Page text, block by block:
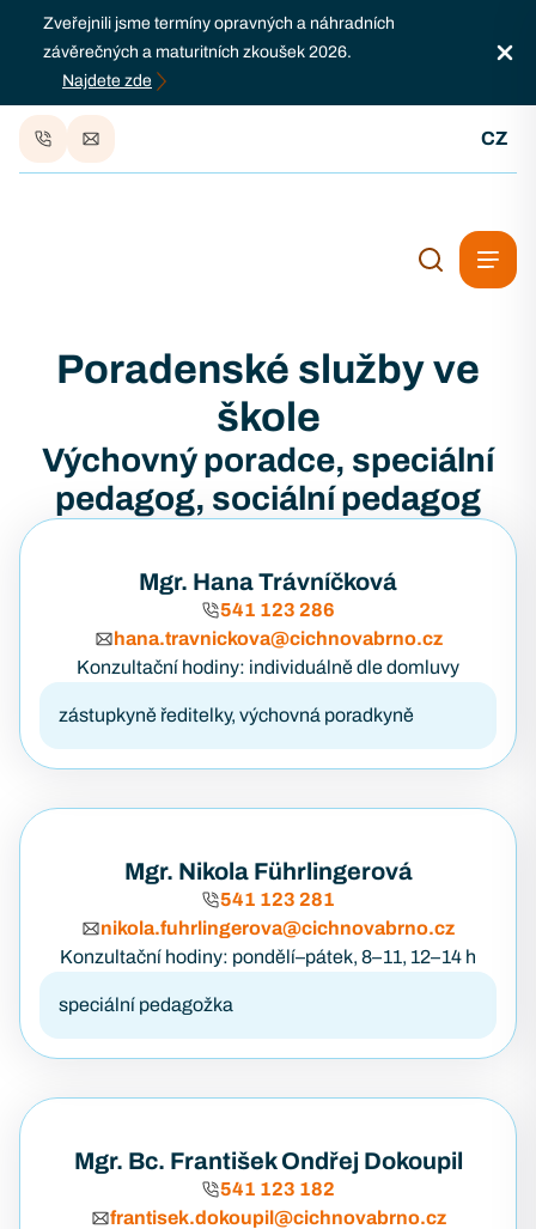
Zveřejnili jsme termíny opravných a náhradních
závěrečných a maturitních zkoušek 2026.
Najdete zde
CZ
Poradenské služby ve
škole
Výchovný poradce, speciální
pedagog, sociální pedagog
Mgr. Hana Trávníčková
541 123 286
hana.travnickova@cichnovabrno.cz
Konzultační hodiny: individuálně dle domluvy
zástupkyně ředitelky, výchovná poradkyně
Mgr. Nikola Führlingerová
541 123 281
nikola.fuhrlingerova@cichnovabrno.cz
Konzultační hodiny: pondělí–pátek, 8–11, 12–14 h
speciální pedagožka
Mgr. Bc. František Ondřej Dokoupil
541 123 182
frantisek.dokoupil@cichnovabrno.cz